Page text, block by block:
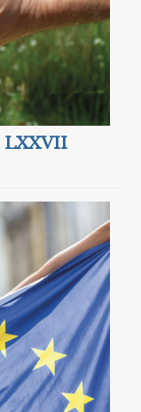
LXXVII